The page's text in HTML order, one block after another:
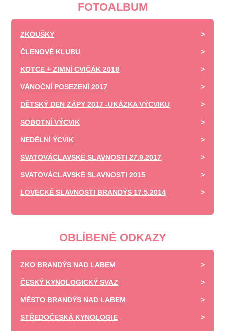
FOTOALBUM
ZKOUŠKY
ČLENOVÉ KLUBU
KOTCE + ZIMNÍ CVIČÁK 2018
VÁNOČNÍ POSEZENÍ 2017
DĚTSKÝ DEN ZÁPY 2017 -UKÁZKA VÝCVIKU
SOBOTNÍ VÝCVIK
NEDĚLNÍ ÝCVIK
SVATOVÁCLAVSKÉ SLAVNOSTI 27.9.2017
SVATOVÁCLAVSKÉ SLAVNOSTI 2015
LOVECKÉ SLAVNOSTI BRANDÝS 17.5.2014
OBLÍBENÉ ODKAZY
ZKO BRANDÝS NAD LABEM
ČESKÝ KYNOLOGICKÝ SVAZ
MĚSTO BRANDÝS NAD LABEM
STŘEDOČESKÁ KYNOLOGIE